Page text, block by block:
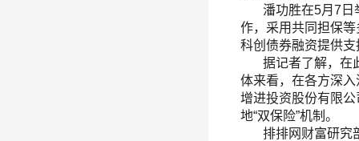
潘功胜在5月7日举
作，采用共同担保
科创债券融资提供支
据记者了解，在此
体来看，在各方深
增进投资股份有限
地“双保险”机制。
排排网财富研究部